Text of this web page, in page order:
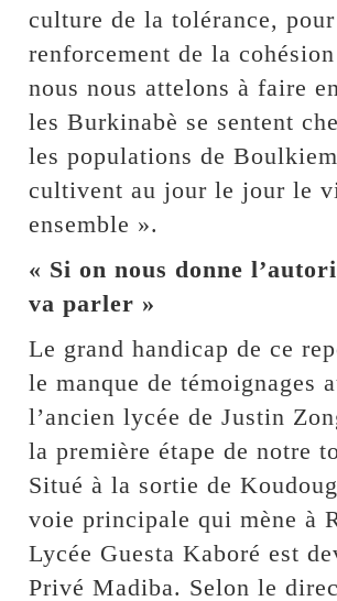
culture de la tolérance,
renforcement de la
nous nous attelons à faire
les Burkinabè se sentent
les populations de
cultivent au jour le jour le
ensemble ».
« Si on nous donne
va parler »
Le grand handicap de ce
le manque de témoignages
l’ancien lycée de Justin
la première étape de notre
Situé à la sortie de
voie principale qui mène à
Lycée Guesta Kaboré est
Privé Madiba. Selon le